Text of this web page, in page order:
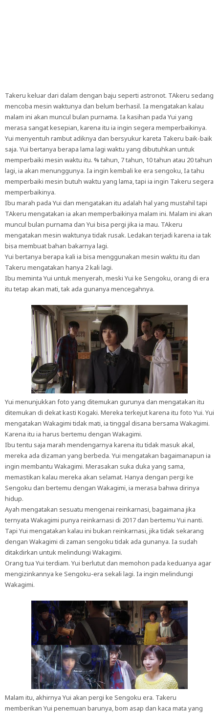
Takeru keluar dari dalam dengan baju seperti astronot. TAkeru sedang
mencoba mesin waktunya dan belum berhasil. Ia mengatakan kalau
malam ini akan muncul bulan purnama. Ia kasihan pada Yui yang
merasa sangat kesepian, karena itu ia ingin segera memperbaikinya.
Yui menyentuh rambut adiknya dan bersyukur kareta Takeru baik-baik
saja. Yui bertanya berapa lama lagi waktu yang dibutuhkan untuk
memperbaiki mesin waktu itu. % tahun, 7 tahun, 10 tahun atau 20 tahun
lagi, ia akan menunggunya. Ia ingin kembali ke era sengoku, Ia tahu
memperbaiki mesin butuh waktu yang lama, tapi ia ingin Takeru segera
memperbaikinya.
Ibu marah pada Yui dan mengatakan itu adalah hal yang mustahil tapi
TAkeru mengatakan ia akan memperbaikinya malam ini. Malam ini akan
muncul bulan purnama dan Yui bisa pergi jika ia mau. TAkeru
mengatakan mesin waktunya tidak rusak. Ledakan terjadi karena ia tak
bisa membuat bahan bakarnya lagi.
Yui bertanya berapa kali ia bisa menggunakan mesin waktu itu dan
Takeru mengatakan hanya 2 kali lagi.
Ibu meminta Yui untuk menyerah, meski Yui ke Sengoku, orang di era
itu tetap akan mati, tak ada gunanya mencegahnya.
Yui menunjukkan foto yang ditemukan gurunya dan mengatakan itu
ditemukan di dekat kasti Kogaki. Mereka terkejut karena itu foto Yui. Yui
mengatakan Wakagimi tidak mati, ia tinggal disana bersama Wakagimi.
Karena itu ia harus bertemu dengan Wakagimi.
Ibu tentu saja marah mendengarnya karena itu tidak masuk akal,
mereka ada dizaman yang berbeda. Yui mengatakan bagaimanapun ia
ingin membantu Wakagimi. Merasakan suka duka yang sama,
memastikan kalau mereka akan selamat. Hanya dengan pergi ke
Sengoku dan bertemu dengan Wakagimi, ia merasa bahwa dirinya
hidup.
Ayah mengatakan sesuatu mengenai reinkarnasi, bagaimana jika
ternyata Wakagimi punya reinkarnasi di 2017 dan bertemu Yui nanti.
Tapi Yui mengatakan kalau ini bukan reinkarnasi, jika tidak sekarang
dengan Wakagimi di zaman sengoku tidak ada gunanya. Ia sudah
ditakdirkan untuk melindungi Wakagimi.
Orang tua Yui terdiam. Yui berlutut dan memohon pada keduanya agar
mengizinkannya ke Sengoku-era sekali lagi. Ia ingin melindungi
Wakagimi.
Malam itu, akhirnya Yui akan pergi ke Sengoku era. Takeru
memberikan Yui penemuan barunya, bom asap dan kaca mata yang